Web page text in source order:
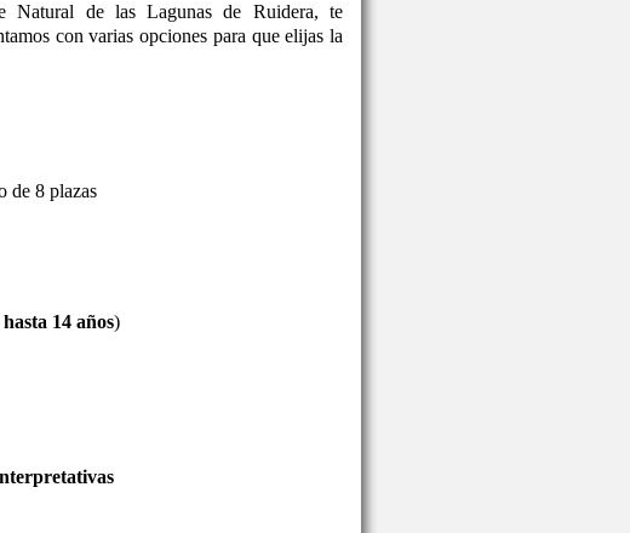
Natural de las Lagunas de Ruidera, te
con varias opciones para que elijas la
de 8 plazas
14 años)